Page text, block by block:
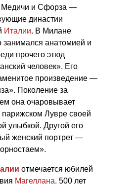
и Сфорза —
династии
Италии. В Милане
занимался анатомией и
прочего этюд
человек». Его
произведение —
Поколение за
она очаровывает
парижском Лувре своей
улыбкой. Другой его
женский портрет —
отмечается юбилей
Магеллана. 500 лет